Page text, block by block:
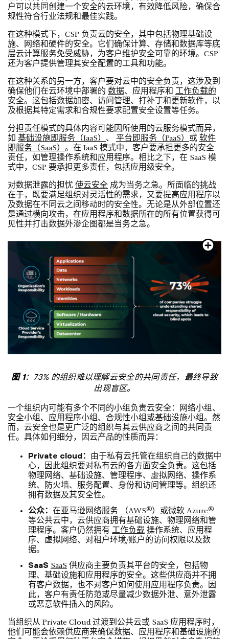
户可以共同创建一个安全的云环境，有效降低风险，确保合
规性符合行业法规和最佳实践。
在这种模式下，CSP 负责云的安全，其中包括物理基础设
施、网络和硬件的安全。它们确保计算、存储和数据库等底
层云计算服务免受威胁，为客户维护安全可靠的环境。CSP
还为客户提供管理其安全配置的工具和功能。
在这种关系的另一方，客户要对云中的安全负责，这涉及到
确保他们在云环境中部署的 数据、应用程序和 工作负载的
安全。这包括数据加密、访问管理、打补丁和更新软件，以
及根据其特定需求和合规性要求配置安全设置等任务。
分担责任模式的具体内容可能因所使用的云服务模式而异，
如 基础设施即服务（IaaS） 、 平台即服务（PaaS） 或 软件
即服务（SaaS） 。在 IaaS 模式中，客户要承担更多的安全
责任，如管理操作系统和应用程序。相比之下，在 SaaS 模
式中，CSP 要承担更多责任，包括应用级安全。
对数据泄露的担忧 使云安全 成为当务之急。所面临的挑战
在于，既要满足组织对灵活性的需求，又要提高应用程序以
及数据在不同云之间移动时的安全性。无论是从外部位置还
是通过横向攻击，在应用程序和数据所在的所有位置获得可
见性并打击数据外渗企图都是当务之急。
图 1：73% 的组织难以理解云安全的共同责任，最终导致
出现盲区。
一个组织内可能有多个不同的小组负责云安全：网络小组、
安全小组、应用程序小组、合规性小组或基础设施小组。然
而，云安全也是更广泛的组织与其云供应商之间的共同责
任。具体如何细分，因云产品的性质而异：
Private cloud：
由于私有云托管在组织自己的数据中
心，因此组织要对私有云的各方面安全负责。这包括
物理网络、基础设施、管理程序、虚拟网络、操作系
统、防火墙、服务配置、身份和访问管理等。组织还
拥有数据及其安全性。
公众： 在亚马逊网络服务 （AWS®）或微软 Azure®
等公共云中，云供应商拥有基础设施、物理网络和管
理程序。客户仍然拥有 工作负载 操作系统、应用程
序、虚拟网络、对租户环境/账户的访问权限以及数
据。
SaaS SaaS 供应商主要负责其平台的安全，包括物
理、基础设施和应用程序的安全。这些供应商并不拥
有客户数据，也不对客户如何使用应用程序负责。因
此，客户有责任防范或尽量减少数据外泄、意外泄露
或恶意软件插入的风险。
当组织从 Private Cloud 过渡到公共云或 SaaS 应用程序时，
他们可能会依赖供应商来确保数据、应用程序和基础设施的